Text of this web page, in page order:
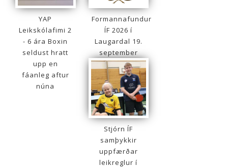
YAP
Leikskólafimi 2
- 6 ára Boxin
seldust hratt
upp en
fáanleg aftur
núna
Formannafundur
ÍF 2026 í
Laugardal 19.
september
Stjórn ÍF
samþykkir
uppfærðar
leikreglur í